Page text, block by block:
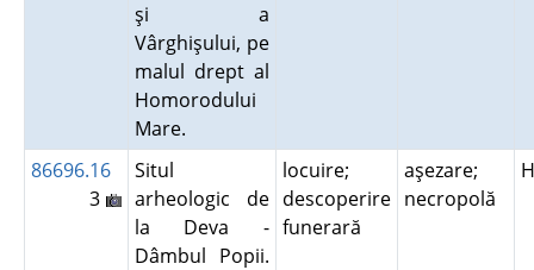
şi a
Vârghişului, pe
malul drept al
Homorodului
Mare.
86696.16
3
Situl
arheologic de
la Deva -
Dâmbul Popii.
locuire;
descoperire
funerară
aşezare;
necropolă